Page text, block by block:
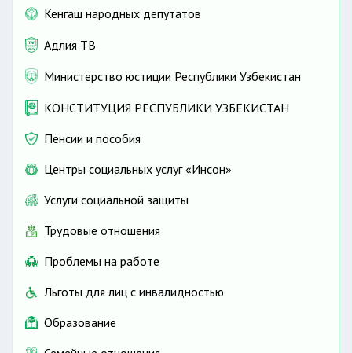
Кенгаш народных депутатов
Адлия ТВ
Министерство юстиции Республики Узбекистан
КОНСТИТУЦИЯ РЕСПУБЛИКИ УЗБЕКИСТАН
Пенсии и пособия
Центры социальных услуг «Инсон»
Услуги социальной защиты
Трудовые отношения
Проблемы на работе
Льготы для лиц с инвалидностью
Образование